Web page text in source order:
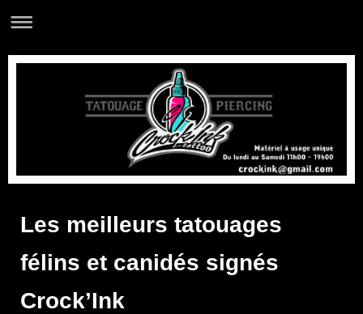
Les meilleurs tatouages
félins et canidés signés
Crock’Ink